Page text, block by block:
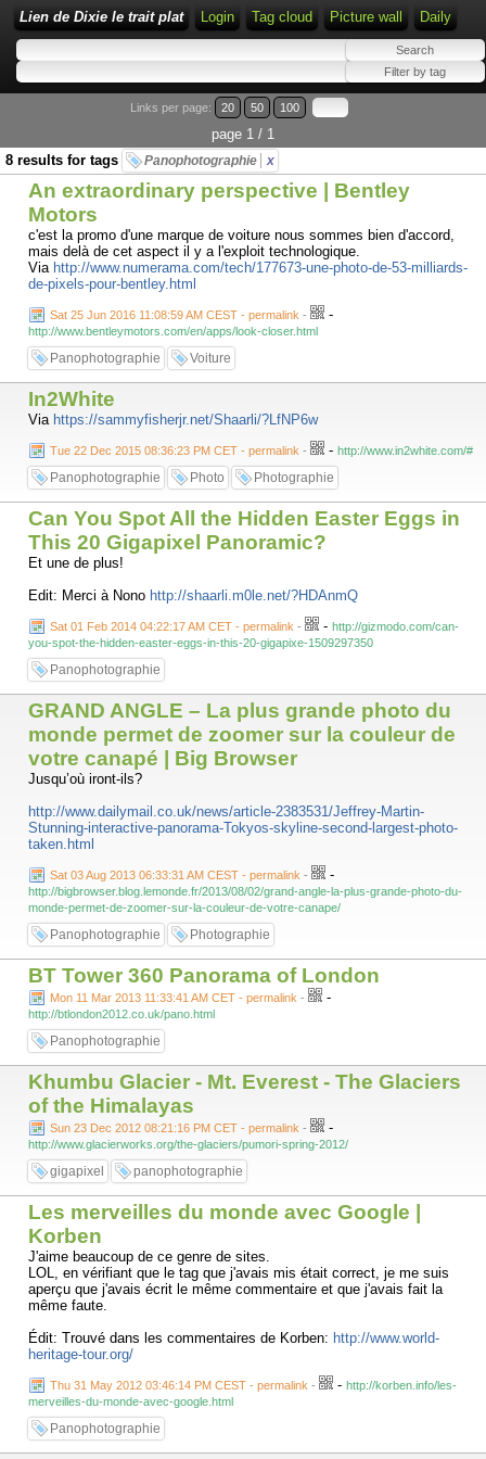
Lien de Dixie le trait plat Login Tag cloud Picture wall Daily
Links per page: 20 50 100
page 1 / 1
8 results for tags
Panophotographie x
An extraordinary perspective | Bentley
Motors
c'est la promo d'une marque de voiture nous sommes bien d'accord,
mais delà de cet aspect il y a l'exploit technologique.
Via http://www.numerama.com/tech/177673-une-photo-de-53-milliards-
de-pixels-pour-bentley.html
Sat 25 Jun 2016 11:08:59 AM CEST - permalink - -
http://www.bentleymotors.com/en/apps/look-closer.html
Panophotographie Voiture
In2White
Via https://sammyfisherjr.net/Shaarli/?LfNP6w
Tue 22 Dec 2015 08:36:23 PM CET - permalink - - http://www.in2white.com/#
Panophotographie Photo Photographie
Can You Spot All the Hidden Easter Eggs in
This 20 Gigapixel Panoramic?
Et une de plus!
Edit: Merci à Nono http://shaarli.m0le.net/?HDAnmQ
Sat 01 Feb 2014 04:22:17 AM CET - permalink - - http://gizmodo.com/can-
you-spot-the-hidden-easter-eggs-in-this-20-gigapixe-1509297350
Panophotographie
GRAND ANGLE – La plus grande photo du
monde permet de zoomer sur la couleur de
votre canapé | Big Browser
Jusqu’où iront-ils?
http://www.dailymail.co.uk/news/article-2383531/Jeffrey-Martin-
Stunning-interactive-panorama-Tokyos-skyline-second-largest-photo-
taken.html
Sat 03 Aug 2013 06:33:31 AM CEST - permalink - -
http://bigbrowser.blog.lemonde.fr/2013/08/02/grand-angle-la-plus-grande-photo-du-
monde-permet-de-zoomer-sur-la-couleur-de-votre-canape/
Panophotographie Photographie
BT Tower 360 Panorama of London
Mon 11 Mar 2013 11:33:41 AM CET - permalink - -
http://btlondon2012.co.uk/pano.html
Panophotographie
Khumbu Glacier - Mt. Everest - The Glaciers
of the Himalayas
Sun 23 Dec 2012 08:21:16 PM CET - permalink - -
http://www.glacierworks.org/the-glaciers/pumori-spring-2012/
gigapixel panophotographie
Les merveilles du monde avec Google |
Korben
J'aime beaucoup de ce genre de sites.
LOL, en vérifiant que le tag que j'avais mis était correct, je me suis
aperçu que j'avais écrit le même commentaire et que j'avais fait la
même faute.
Édit: Trouvé dans les commentaires de Korben: http://www.world-
heritage-tour.org/
Thu 31 May 2012 03:46:14 PM CEST - permalink - - http://korben.info/les-
merveilles-du-monde-avec-google.html
Panophotographie